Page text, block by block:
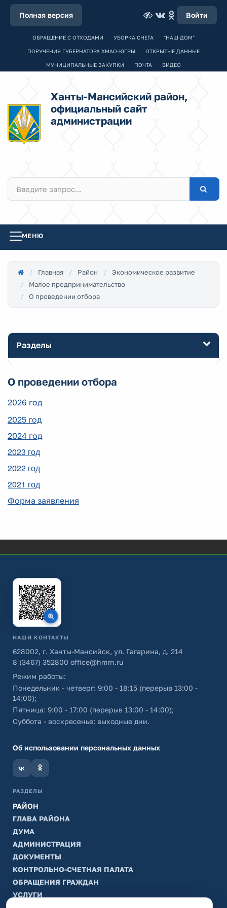
Полная версия Войти
ОБРАЩЕНИЕ С ОТХОДАМИ УБОРКА СНЕГА "НАШ ДОМ"
ПОРУЧЕНИЯ ГУБЕРНАТОРА ХМАО-ЮГРЫ ОТКРЫТЫЕ ДАННЫЕ
МУНИЦИПАЛЬНЫЕ ЗАКУПКИ ПОЧТА ВИДЕО
Ханты-Мансийский район,
официальный сайт
администрации
МЕНЮ
Главная Район
Экономическое развитие
Малое предпринимательство
О проведении отбора
Разделы
О проведении отбора
2026 год
2025 год
2024 год
2023 год
2022 год
2021 год
Форма заявления
НАШИ КОНТАКТЫ
628002, г. Ханты-Мансийск, ул. Гагарина, д. 214
8 (3467) 352800 office@hmrn.ru
Режим работы:
Понедельник - четверг: 9:00 - 18:15 (перерыв 13:00 -
14:00);
Пятница: 9:00 - 17:00 (перерыв 13:00 - 14:00);
Суббота - воскресенье: выходные дни.
Об использовании персональных данных
РАЗДЕЛЫ
РАЙОН
ГЛАВА РАЙОНА
ДУМА
АДМИНИСТРАЦИЯ
ДОКУМЕНТЫ
КОНТРОЛЬНО-СЧЕТНАЯ ПАЛАТА
ОБРАЩЕНИЯ ГРАЖДАН
УСЛУГИ